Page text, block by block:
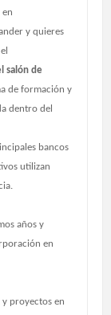
y quieres
salón de
de formación y
dentro del
bancos
utilizan
años y
en
y proyectos en